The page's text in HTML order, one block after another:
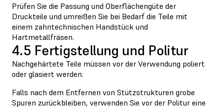
Prüfen Sie die Passung und Oberflächengüte der
Druckteile und umreißen Sie bei Bedarf die Teile mit
einem zahntechnischen Handstück und
Hartmetallfräsen.
4.5 Fertigstellung und Politur
Nachgehärtete Teile müssen vor der Verwendung poliert
oder glasiert werden.
Falls nach dem Entfernen von Stützstrukturen grobe
Spuren zurückbleiben, verwenden Sie vor der Politur eine